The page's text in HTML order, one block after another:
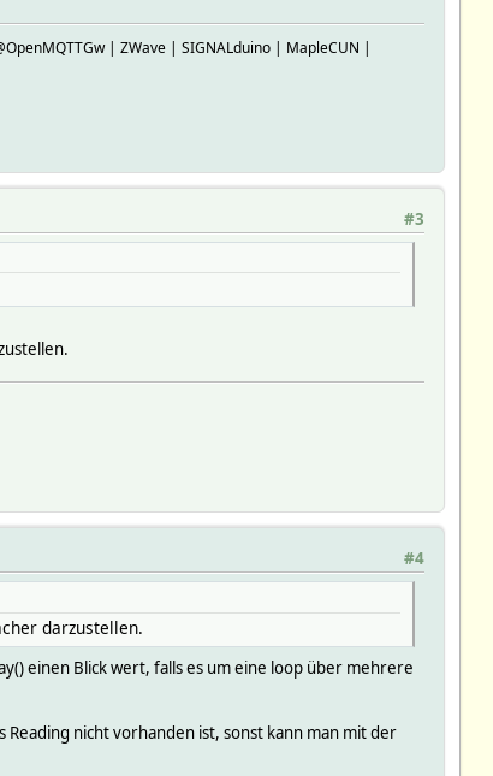
| ZWave | SIGNALduino | MapleCUN |
#3
#4
darzustellen.
einen Blick wert, falls es um eine loop über mehrere
nicht vorhanden ist, sonst kann man mit der